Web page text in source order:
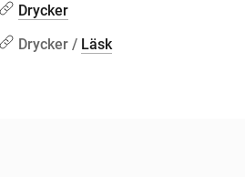
Drycker
Drycker / Läsk